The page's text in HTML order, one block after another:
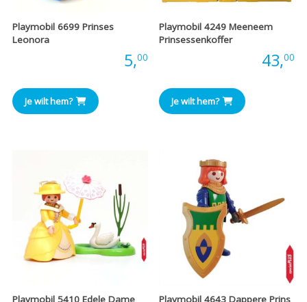
Playmobil 6699 Prinses
Leonora
5,00
Je wilt hem?
Playmobil 4249 Meeneem
Prinsessenkoffer
43,00
Je wilt hem?
Playmobil 5410 Edele Dame Playmobil 4643 Dappere Prins